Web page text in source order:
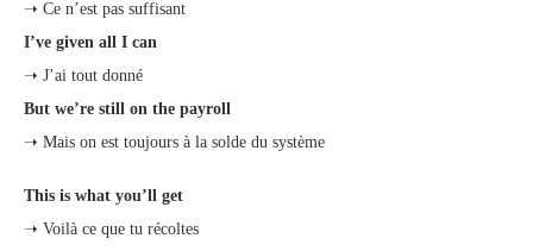
➝ Ce n’est pas suffisant
I’ve given all I can
➝ J’ai tout donné
But we’re still on the payroll
➝ Mais on est toujours à la solde du système
This is what you’ll get
➝ Voilà ce que tu récoltes